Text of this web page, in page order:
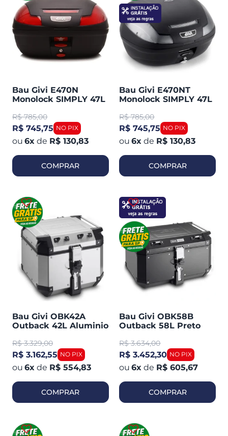
Bau Givi E470N
Monolock SIMPLY 47L
Lente Vermelha
Traseiro
R$ 785,00
R$ 745,75
6x de R$ 130,83
COMPRAR
Bau Givi E470NT
Monolock SIMPLY 47L
Lente Fumê Traseiro
R$ 785,00
R$ 745,75
6x de R$ 130,83
COMPRAR
Bau Givi OBK42A
Outback 42L Aluminio
R$ 3.329,00
R$ 3.162,55
6x de R$ 554,83
COMPRAR
Bau Givi OBK58B
Outback 58L Preto
R$ 3.634,00
R$ 3.452,30
6x de R$ 605,67
COMPRAR